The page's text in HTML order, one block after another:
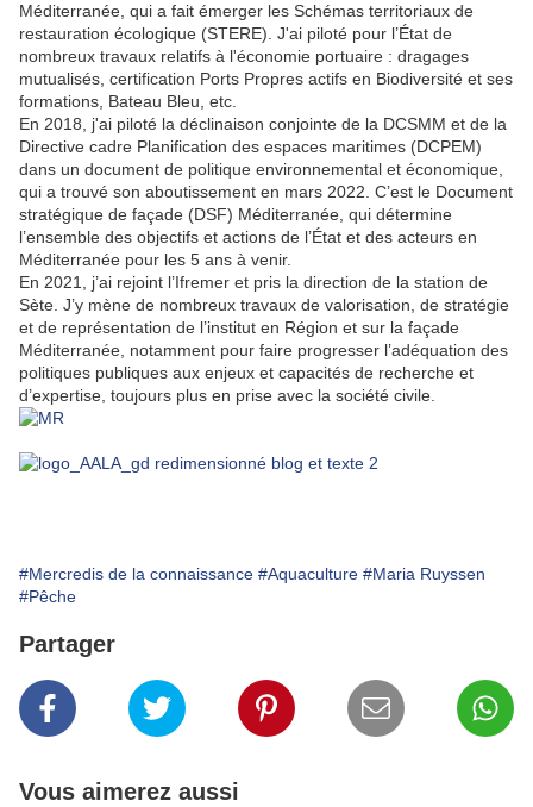
Méditerranée, qui a fait émerger les Schémas territoriaux de
restauration écologique (STERE). J'ai piloté pour l’État de
nombreux travaux relatifs à l'économie portuaire : dragages
mutualisés, certification Ports Propres actifs en Biodiversité et ses
formations, Bateau Bleu, etc.
En 2018, j'ai piloté la déclinaison conjointe de la DCSMM et de la
Directive cadre Planification des espaces maritimes (DCPEM)
dans un document de politique environnemental et économique,
qui a trouvé son aboutissement en mars 2022. C’est le Document
stratégique de façade (DSF) Méditerranée, qui détermine
l’ensemble des objectifs et actions de l’État et des acteurs en
Méditerranée pour les 5 ans à venir.
En 2021, j’ai rejoint l’Ifremer et pris la direction de la station de
Sète. J’y mène de nombreux travaux de valorisation, de stratégie
et de représentation de l’institut en Région et sur la façade
Méditerranée, notamment pour faire progresser l’adéquation des
politiques publiques aux enjeux et capacités de recherche et
d’expertise, toujours plus en prise avec la société civile.
#Mercredis de la connaissance #Aquaculture #Maria Ruyssen
#Pêche
Partager
Vous aimerez aussi